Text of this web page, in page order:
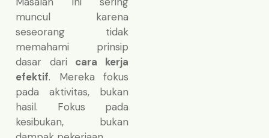
muncul karena
seseorang tidak
memahami prinsip
dasar dari cara kerja
efektif. Mereka fokus
pada aktivitas, bukan
hasil. Fokus pada
kesibukan, bukan